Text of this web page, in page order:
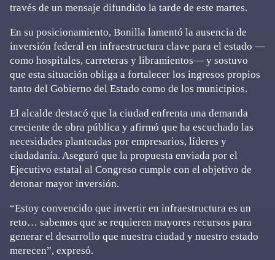
través de un mensaje difundido la tarde de este martes.
En su posicionamiento, Bonilla lamentó la ausencia de
inversión federal en infraestructura clave para el estado —
como hospitales, carreteras y libramientos— y sostuvo
que esta situación obliga a fortalecer los ingresos propios
tanto del Gobierno del Estado como de los municipios.
El alcalde destacó que la ciudad enfrenta una demanda
creciente de obra pública y afirmó que ha escuchado las
necesidades planteadas por empresarios, líderes y
ciudadanía. Aseguró que la propuesta enviada por el
Ejecutivo estatal al Congreso cumple con el objetivo de
detonar mayor inversión.
“Estoy convencido que invertir en infraestructura es un
reto… sabemos que se requieren mayores recursos para
generar el desarrollo que nuestra ciudad y nuestro estado
merecen”, expresó.